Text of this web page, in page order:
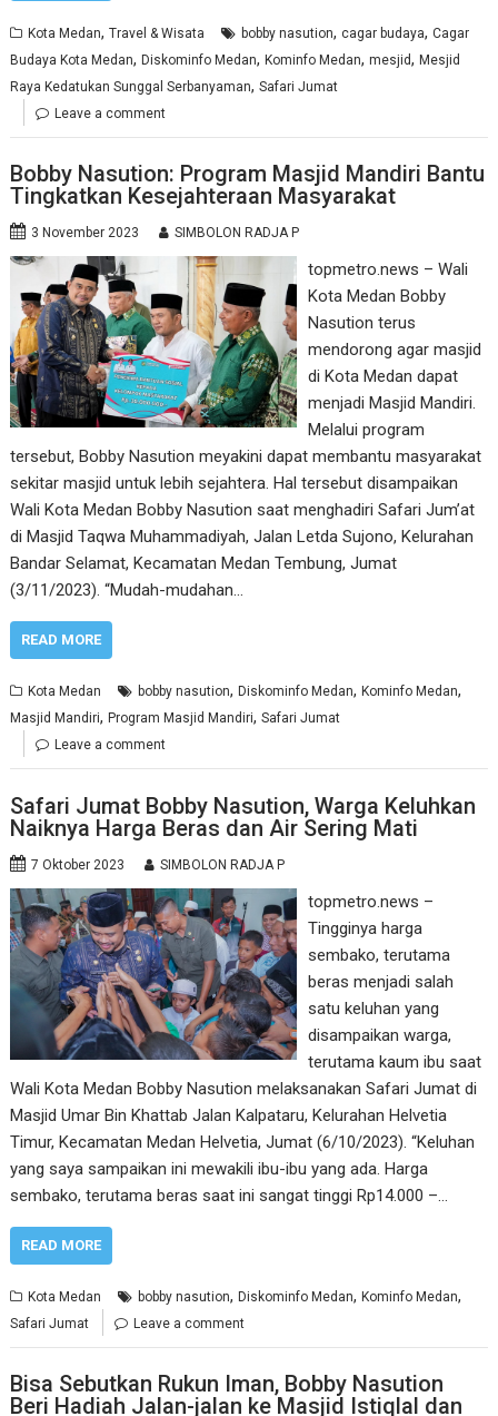
Kota Medan,Travel & Wisata bobby nasution, cagar budaya,Cagar
Budaya Kota Medan,Diskominfo Medan,Kominfo Medan,mesjid,Mesjid
Raya Kedatukan Sunggal Serbanyaman,Safari Jumat
Leave a comment
Bobby Nasution: Program Masjid Mandiri Bantu
Tingkatkan Kesejahteraan Masyarakat
3 November 2023 SIMBOLON RADJA P
topmetro.news – Wali
Kota Medan Bobby
Nasution terus
mendorong agar masjid
di Kota Medan dapat
menjadi Masjid Mandiri.
Melalui program
tersebut, Bobby Nasution meyakini dapat membantu masyarakat
sekitar masjid untuk lebih sejahtera. Hal tersebut disampaikan
Wali Kota Medan Bobby Nasution saat menghadiri Safari Jum’at
di Masjid Taqwa Muhammadiyah, Jalan Letda Sujono, Kelurahan
Bandar Selamat, Kecamatan Medan Tembung, Jumat
(3/11/2023). “Mudah-mudahan…
READ MORE
Kota Medan bobby nasution,Diskominfo Medan,Kominfo Medan,
Masjid Mandiri,Program Masjid Mandiri,Safari Jumat
Leave a comment
Safari Jumat Bobby Nasution, Warga Keluhkan
Naiknya Harga Beras dan Air Sering Mati
7 Oktober 2023 SIMBOLON RADJA P
topmetro.news –
Tingginya harga
sembako, terutama
beras menjadi salah
satu keluhan yang
disampaikan warga,
terutama kaum ibu saat
Wali Kota Medan Bobby Nasution melaksanakan Safari Jumat di
Masjid Umar Bin Khattab Jalan Kalpataru, Kelurahan Helvetia
Timur, Kecamatan Medan Helvetia, Jumat (6/10/2023). “Keluhan
yang saya sampaikan ini mewakili ibu-ibu yang ada. Harga
sembako, terutama beras saat ini sangat tinggi Rp14.000 –…
READ MORE
Kota Medan bobby nasution,Diskominfo Medan,Kominfo Medan,
Safari Jumat Leave a comment
Bisa Sebutkan Rukun Iman, Bobby Nasution
Beri Hadiah Jalan-jalan ke Masjid Istiqlal dan